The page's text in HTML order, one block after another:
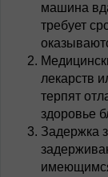
машина
требует
лекарств
терпят
здоровье
Задержка